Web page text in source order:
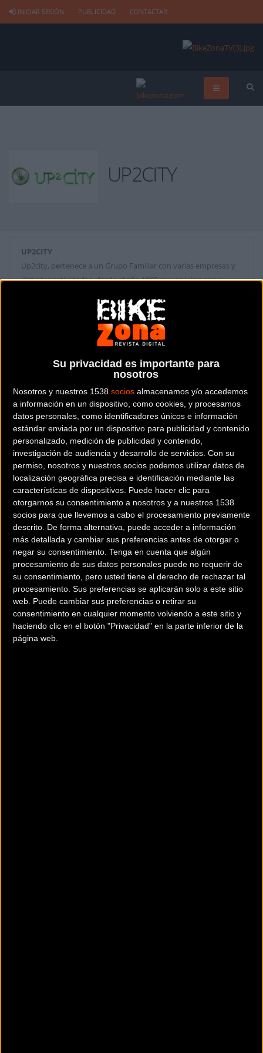
Su privacidad es importante para
nosotros
Nosotros y nuestros 1538 socios almacenamos y/o accedemos
a información en un dispositivo, como cookies, y procesamos
datos personales, como identificadores únicos e información
estándar enviada por un dispositivo para publicidad y contenido
personalizado, medición de publicidad y contenido,
investigación de audiencia y desarrollo de servicios. Con su
permiso, nosotros y nuestros socios podemos utilizar datos de
localización geográfica precisa e identificación mediante las
características de dispositivos. Puede hacer clic para
otorgarnos su consentimiento a nosotros y a nuestros 1538
socios para que llevemos a cabo el procesamiento previamente
descrito. De forma alternativa, puede acceder a información
más detallada y cambiar sus preferencias antes de otorgar o
negar su consentimiento. Tenga en cuenta que algún
procesamiento de sus datos personales puede no requerir de
su consentimiento, pero usted tiene el derecho de rechazar tal
procesamiento. Sus preferencias se aplicarán solo a este sitio
web. Puede cambiar sus preferencias o retirar su
consentimiento en cualquier momento volviendo a este sitio y
haciendo clic en el botón "Privacidad" en la parte inferior de la
página web.
INICIAR SESIÓN PUBLICIDAD CONTACTAR
UP2CITY
UP2CITY
Up2city, pertenece a un Grupo Familiar con varias empresas y
distintas actividades, desde el año 1969 que se inicia con su
para conseguir mejores servicios que nos ayuden y faciliten el
quehacer de cada día, respetando el medio ambiente e
intentado mejorar en lo posible nuestro estatus haciendo más
fácil y con menos riesgo las tareas y el trabajo. Desde su
experiencia en la CEE, deciden iniciar en enero del 2011, un
estudio del mercado Español, encontrando poca penetración
del desarrollo y movilidad eléctrica, es por lo que están
convencidos que en España se necesita acercar los beneficios
de esta tecnología a las personas para que se beneficien de sus
prestaciones. En Noviembre del 2009, registran la marca
Up2City e inician la constitución de una Red Nacional que
llegue a todos los rincones del País, estando en la actualidad
formándola con resultados excepcionales. Up2city, se dedica a
los vehículos eléctricos y la movilidad sostenible, trabaja para el
futuro, ya cercano y con la intención de aportar servicios que
están muy bien funcionando en los Países más avanzados,
donde no se permite, la circulación de vehículos contaminantes
de explosión en los centros urbanos de las ciudades, teniendo
que realizar el transporte, reparto mercancías y traslado de las
personas solo con vehículos 100% ecológicos y autorizados, es
por lo que Up2city presenta esta gama de productos todos
conservando el medio ambiente.
Dónde se encuentra